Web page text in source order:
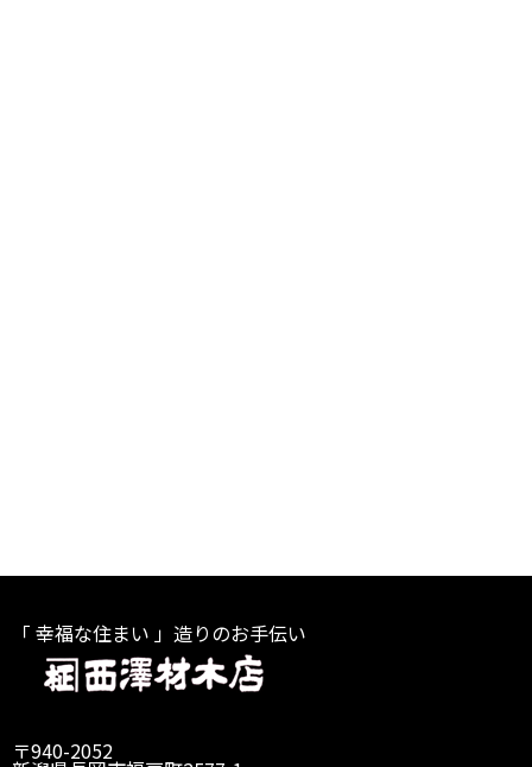
「 幸福な住まい 」造りのお手伝い
〒940-2052